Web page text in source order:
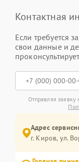
Контактная
Если требуется
свои данные и
Отправляя заявку
Адрес
г. Киров, ул.